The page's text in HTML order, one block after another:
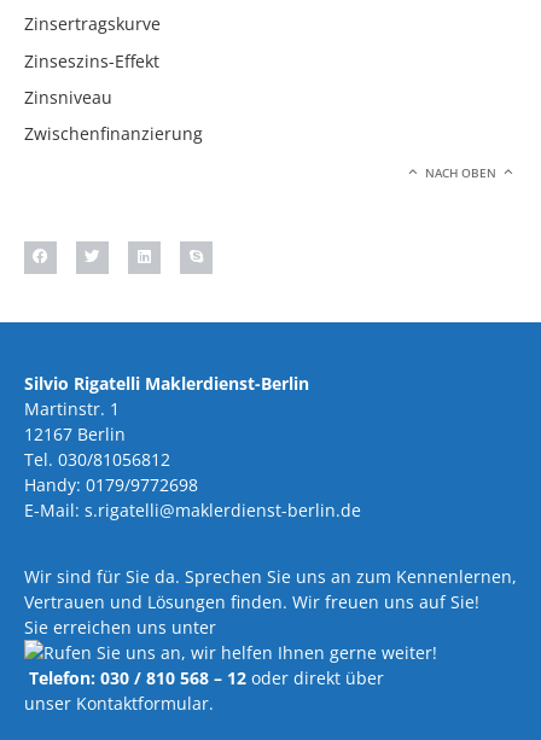
Zinsertragskurve
Zinseszins-Effekt
Zinsniveau
Zwischenfinanzierung
NACH OBEN
Silvio Rigatelli Maklerdienst-Berlin
Martinstr. 1
12167 Berlin
Tel. 030/81056812
Handy: 0179/9772698
E-Mail: s.rigatelli@maklerdienst-berlin.de
Wir sind für Sie da. Sprechen Sie uns an zum Kennenlernen,
Vertrauen und Lösungen finden. Wir freuen uns auf Sie!
Sie erreichen uns unter
Telefon: 030 / 810 568 – 12 oder direkt über
unser Kontaktformular.